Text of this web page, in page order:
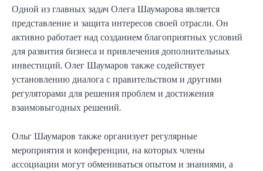
Одной из главных задач Олега Шаумарова является
представление и защита интересов своей отрасли. Он
активно работает над созданием благоприятных условий
для развития бизнеса и привлечения дополнительных
инвестиций. Олег Шаумаров также содействует
установлению диалога с правительством и другими
регуляторами для решения проблем и достижения
взаимовыгодных решений.
Ольг Шаумаров также организует регулярные
мероприятия и конференции, на которых члены
ассоциации могут обмениваться опытом и знаниями, а